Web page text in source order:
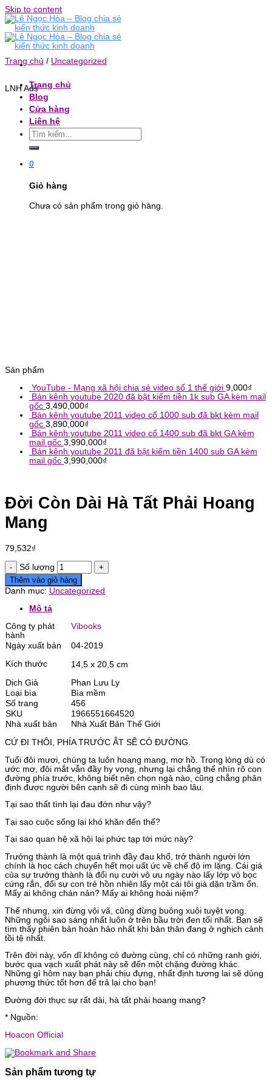
Skip to content
Trang chủ
Blog
Cửa hàng
Liên hệ
0
Giỏ hàng
Chưa có sản phẩm trong giỏ hàng.
Trang chủ / Uncategorized
LNH Ads
Sản phẩm
YouTube - Mạng xã hội chia sẻ video số 1 thế giới 9,000₫
Bán kênh youtube 2020 đã bật kiếm tiền 1k sub GA kèm mail
gốc 3,490,000₫
Bán kênh youtube 2011 video cổ 1000 sub đã bkt kèm mail
gốc 3,890,000₫
Bán kênh youtube 2011 video cổ 1400 sub đã bkt GA kèm
mail gốc 3,990,000₫
Bán kênh youtube 2011 đã bật kiếm tiền 1400 sub GA kèm
mail gốc 3,990,000₫
Đời Còn Dài Hà Tất Phải Hoang
Mang
79,532₫
Số lượng
Thêm vào giỏ hàng
Danh mục: Uncategorized
Mô tả
Công ty phát
hành
Vibooks
Ngày xuất bản
04-2019
Kích thước
14,5 x 20,5 cm
Dịch Giả
Phan Lưu Ly
Loại bìa
Bìa mềm
Số trang
456
SKU
1966551664520
Nhà xuất bản
Nhà Xuất Bản Thế Giới
CỨ ĐI THÔI, PHÍA TRƯỚC ẮT SẼ CÓ ĐƯỜNG.
Tuổi đôi mươi, chúng ta luôn hoang mang, mơ hồ. Trong lòng dù có
ước mơ, đôi mắt vẫn đầy hy vọng, nhưng lại chẳng thể nhìn rõ con
đường phía trước, không biết nên chọn ngả nào, cũng chẳng phân
định được người bên cạnh sẽ đi cùng mình bao lâu.
Tại sao thất tình lại đau đớn như vậy?
Tại sao cuộc sống lại khó khăn đến thế?
Tại sao quan hệ xã hội lại phức tạp tới mức này?
Trưởng thành là một quá trình đầy đau khổ, trở thành người lớn
chính là học cách chuyển hết mọi uất ức về chế độ im lặng. Cái giá
của sự trưởng thành là đổi nụ cười vô ưu ngày nào lấy lớp vỏ bọc
cứng rắn, đổi sự con trẻ hồn nhiên lấy một cái tôi già dặn trầm ổn.
Mấy ai không chán nản? Mấy ai không hoài niệm?
Thế nhưng, xin đừng vội vã, cũng đừng buông xuôi tuyệt vọng.
Những ngôi sao sáng nhất luôn ở trên bầu trời đen tối nhất. Bạn sẽ
tìm thấy phiên bản hoàn hảo nhất khi bản thân đang ở nghịch cảnh
tồi tệ nhất.
Trên đời này, vốn dĩ không có đường cùng, chỉ có những ranh giới,
bước qua vạch xuất phát này sẽ đến một chặng đường khác.
Những gì hôm nay bạn phải chịu đựng, nhất định tương lai sẽ dùng
phương thức tốt hơn để trả lại cho bạn!
Đường đời thực sự rất dài, hà tất phải hoang mang?
* Nguồn:
Hoacon Official
Sản phẩm tương tự